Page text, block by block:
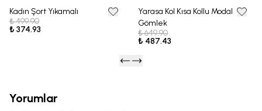
25% OFF
Kadın Şort Yıkamalı
₺ 499.90
₺ 374.93
25% OFF
Yarasa Kol Kısa Kollu Modal
Gömlek
₺ 649.90
₺ 487.43
Yorumlar